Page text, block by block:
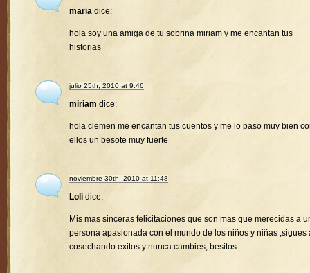
maria dice:
hola soy una amiga de tu sobrina miriam y me encantan tus
historias
julio 25th, 2010 at 9:46
miriam dice:
hola clemen me encantan tus cuentos y me lo paso muy bien
ellos un besote muy fuerte
noviembre 30th, 2010 at 11:48
Loli dice:
Mis mas sinceras felicitaciones que son mas que merecidas a
persona apasionada con el mundo de los niños y niñas ,sigues
cosechando exitos y nunca cambies, besitos